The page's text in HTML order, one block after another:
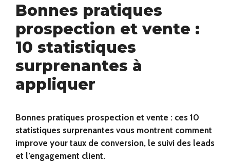
Bonnes pratiques
prospection et vente :
10 statistiques
surprenantes à
appliquer
Bonnes pratiques prospection et vente : ces 10
statistiques surprenantes vous montrent comment
improve your taux de conversion, le suivi des leads
et l’engagement client.